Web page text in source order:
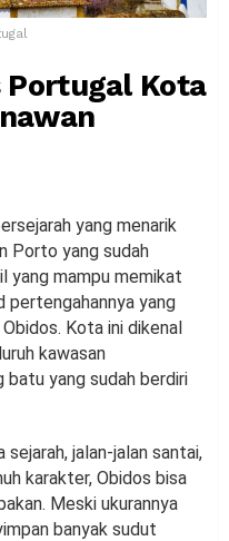
Portugal Kota
yang menarik
Porto yang sudah
yang mampu memikat
pertengahannya yang
Kota ini dikenal
kawasan
batu yang sudah berdiri
jalan-jalan santai,
karakter, Obidos bisa
Meski ukurannya
banyak sudut